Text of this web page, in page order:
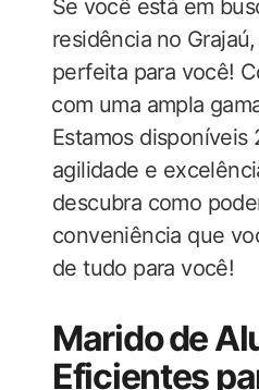
Se⁤ você está em
residência ⁤no
perfeita para você!
⁣com uma ampla
Estamos disponíveis
agilidade e
descubra como
conveniência que
de tudo para você!
Marido⁤ de
Eficientes